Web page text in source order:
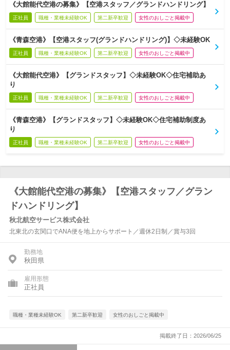
《大館能代空港の募集》【空港スタッフ／グランドハンドリング】
正社員 職種・業種未経験OK 第二新卒歓迎 女性のおしごと掲載中
《青森空港》【空港スタッフ(グランドハンドリング)】◇未経験OK
正社員 職種・業種未経験OK 第二新卒歓迎 女性のおしごと掲載中
《大館能代空港》【グランドスタッフ】◇未経験OK◇住宅補助あ
り
正社員 職種・業種未経験OK 第二新卒歓迎 女性のおしごと掲載中
《青森空港》【グランドスタッフ】◇未経験OK◇住宅補助制度あ
り
正社員 職種・業種未経験OK 第二新卒歓迎 女性のおしごと掲載中
《大館能代空港の募集》【空港スタッフ／グラン
ドハンドリング】
秋北航空サービス株式会社
北東北の玄関口でANA便を地上からサポート／週休2日制／賞与3回
勤務地
秋田県
雇用形態
正社員
職種・業種未経験OK 第二新卒歓迎 女性のおしごと掲載中
掲載終了日：2026/06/25